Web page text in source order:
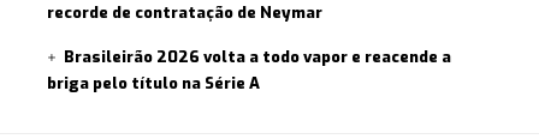
recorde de contratação de Neymar
Brasileirão 2026 volta a todo vapor e reacende a
briga pelo título na Série A